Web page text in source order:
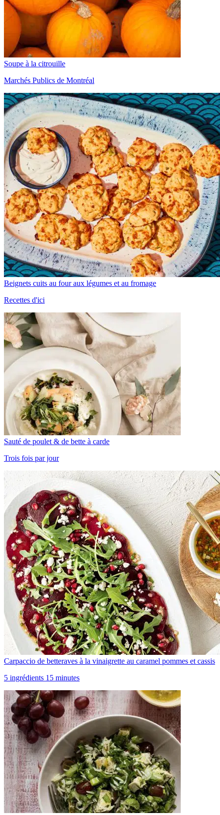
Soupe à la citrouille
Marchés Publics de Montréal
Beignets cuits au four aux légumes et au fromage
Recettes d'ici
Sauté de poulet & de bette à carde
Trois fois par jour
Carpaccio de betteraves à la vinaigrette au caramel pommes et cassis
5 ingrédients 15 minutes